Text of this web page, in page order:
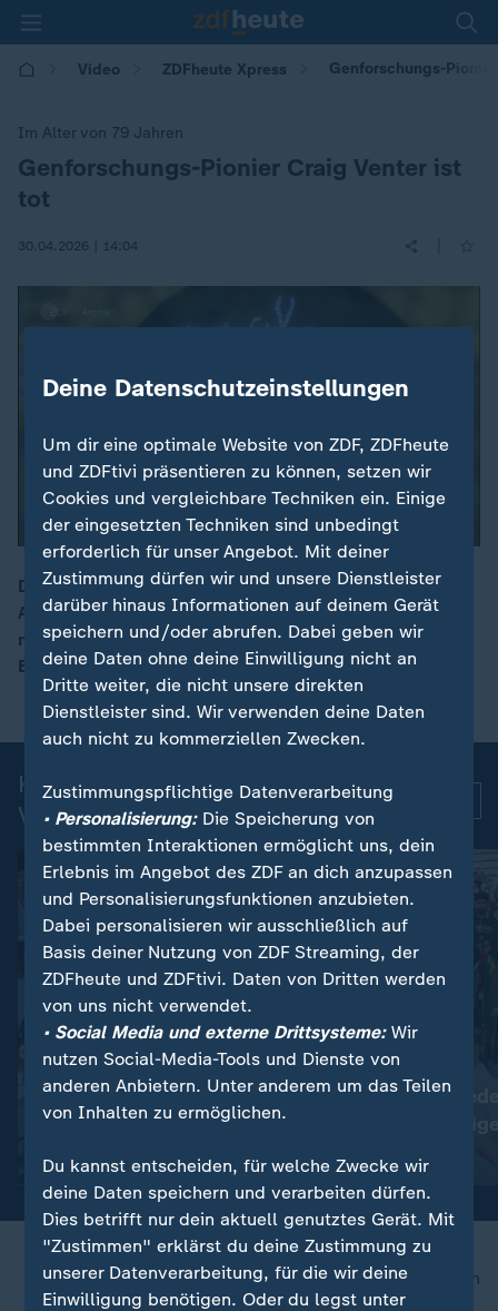
Video ZDFheute Xpress Genforschungs-
Im Alter von 79 Jahren
:
Genforschungs-Pionier Craig Venter ist
tot
30.04.2026 | 14:04
00:16
Der US-amerikanische Genforscher Craig Venter ist im
Alter von 79 Jahren gestorben. Er hatte das
menschliche Erbgut entschlüsselt und das erste
Bakterium mit künstlichem Erbgut geschaffen.
Kurznachrichten: Aktuelle
Videos
Plauen in Sachsen:
Tausende protestieren
gegen die Bundesregierung
Video
Nepal :
Kathmandu
toten
Video 0:43
nach oben
Deine Datenschutzeinstellungen
Um dir eine optimale Website von ZDF, ZDFheute
und ZDFtivi präsentieren zu können, setzen wir
Cookies und vergleichbare Techniken ein. Einige
der eingesetzten Techniken sind unbedingt
erforderlich für unser Angebot. Mit deiner
Zustimmung dürfen wir und unsere Dienstleister
darüber hinaus Informationen auf deinem Gerät
speichern und/oder abrufen. Dabei geben wir
deine Daten ohne deine Einwilligung nicht an
Dritte weiter, die nicht unsere direkten
Dienstleister sind. Wir verwenden deine Daten
auch nicht zu kommerziellen Zwecken.
Zustimmungspflichtige Datenverarbeitung
• Personalisierung:Die Speicherung von
bestimmten Interaktionen ermöglicht uns, dein
Erlebnis im Angebot des ZDF an dich anzupassen
und Personalisierungsfunktionen anzubieten.
Dabei personalisieren wir ausschließlich auf
Basis deiner Nutzung von ZDF Streaming, der
ZDFheute und ZDFtivi. Daten von Dritten werden
von uns nicht verwendet.
• Social Media und externe Drittsysteme:Wir
nutzen Social-Media-Tools und Dienste von
anderen Anbietern. Unter anderem um das Teilen
von Inhalten zu ermöglichen.
Du kannst entscheiden, für welche Zwecke wir
deine Daten speichern und verarbeiten dürfen.
Dies betrifft nur dein aktuell genutztes Gerät. Mit
"Zustimmen" erklärst du deine Zustimmung zu
unserer Datenverarbeitung, für die wir deine
Einwilligung benötigen. Oder du legst unter